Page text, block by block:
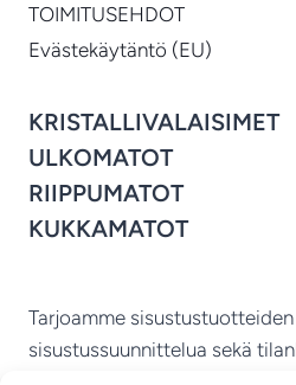
TOIMITUSEHDOT
Evästekäytäntö (EU)
KRISTALLIVALAISIMET
ULKOMATOT
RIIPPUMATOT
KUKKAMATOT
Tarjoamme
sisustussuunnittelua sekä